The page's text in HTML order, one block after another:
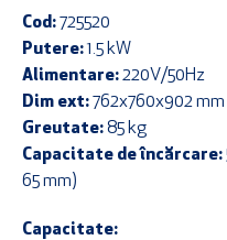
fost:
5.400,00 €.
Cod:725520
Putere:1.5 kW
Alimentare:220V/50Hz
Dim ext:762x760x902 mm
Greutate:85 kg
Capacitate de încărcare:
65 mm)
Capacitate: